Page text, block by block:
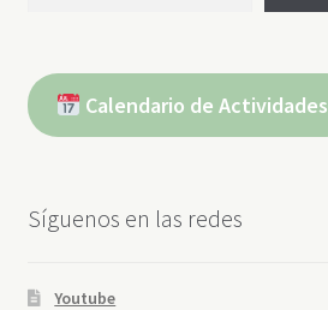
Calendario de Actividades
Síguenos en las redes
Youtube